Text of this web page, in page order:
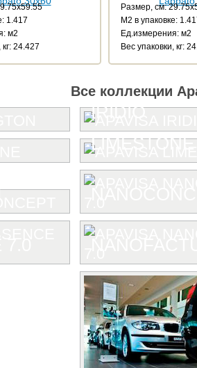
1.417
м2
кг: 24.427
Размер, см:
М2 в упаковке:
Ед.измерения: м2
Веc упаковки, кг:
Все коллекции
IRIDIO
LIMESTONE